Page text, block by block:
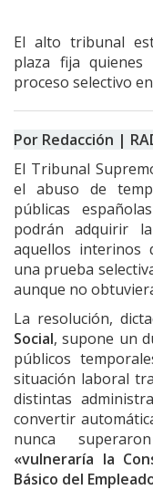
El alto tribunal
plaza fija quienes
proceso selectivo
Por Redacción |
El Tribunal
el abuso de
públicas
podrán adquirir
aquellos interinos
una prueba
aunque no
La resolución,
Social, supone un
públicos
situación laboral
distintas
convertir
nunca
«vulneraría la
Básico del